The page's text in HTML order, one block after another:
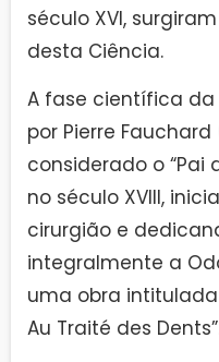
século XVI,
desta Ciência.
A fase científica
por Pierre Fauchard
considerado o “Pai
no século XVIII,
cirurgião e
integralmente a
uma obra intitulada
Au Traité des